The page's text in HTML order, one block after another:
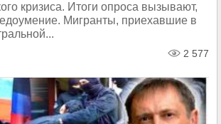
кризиса. Итоги опроса вызывают,
Мигранты, приехавшие в
2 577